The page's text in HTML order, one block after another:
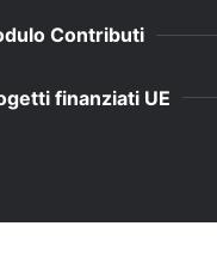
Contributi
finanziati UE